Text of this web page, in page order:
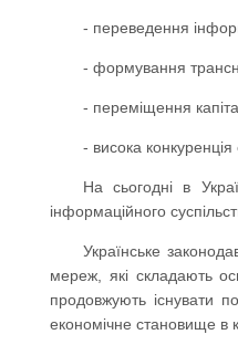
- переведення
- формування
- переміщення
- висока конкуренція
На сьогодні в
інформаційного
Українське
мереж, які складають
продовжують існувати
економічне становище в